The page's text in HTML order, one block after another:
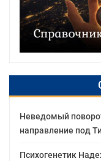
Неведомый
направление под
Психогенетик